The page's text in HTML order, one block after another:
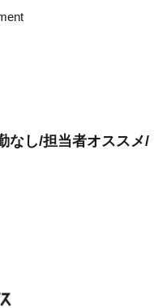
なし/担当者オススメ/